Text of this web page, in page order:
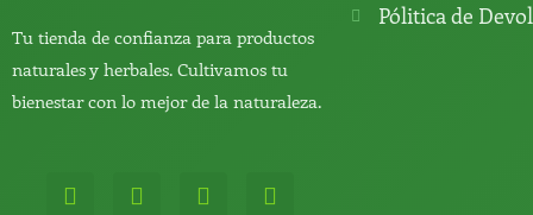
Tu tienda de confianza para productos
naturales y herbales. Cultivamos tu
bienestar con lo mejor de la naturaleza.
W
h
T
e
Y
o
T
i
Pólitica de